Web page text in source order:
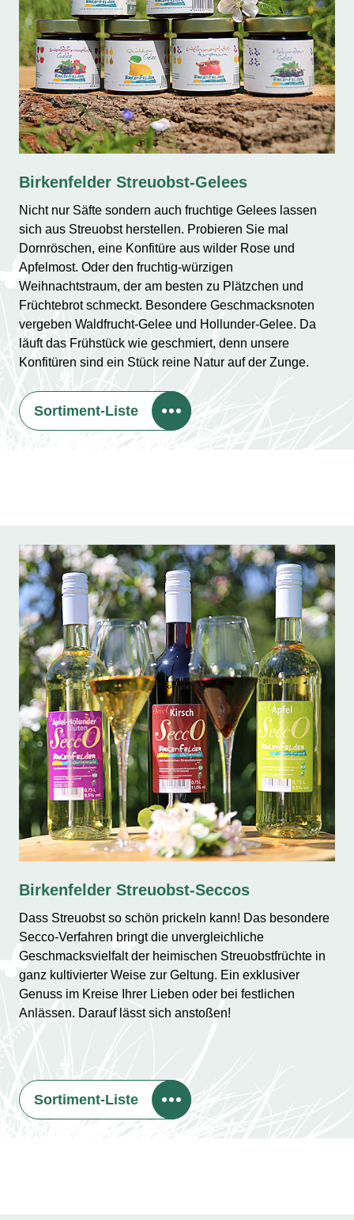
Birkenfelder Streuobst-Gelees
Nicht nur Säfte sondern auch fruchtige Gelees lassen
sich aus Streuobst herstellen. Probieren Sie mal
Dornröschen, eine Konfitüre aus wilder Rose und
Apfelmost. Oder den fruchtig-würzigen
Weihnachtstraum, der am besten zu Plätzchen und
Früchtebrot schmeckt. Besondere Geschmacksnoten
vergeben Waldfrucht-Gelee und Hollunder-Gelee. Da
läuft das Frühstück wie geschmiert, denn unsere
Konfitüren sind ein Stück reine Natur auf der Zunge.
Sortiment-Liste
Birkenfelder Streuobst-Seccos
Dass Streuobst so schön prickeln kann! Das besondere
Secco-Verfahren bringt die unvergleichliche
Geschmacksvielfalt der heimischen Streuobstfrüchte in
ganz kultivierter Weise zur Geltung. Ein exklusiver
Genuss im Kreise Ihrer Lieben oder bei festlichen
Anlässen. Darauf lässt sich anstoßen!
Sortiment-Liste